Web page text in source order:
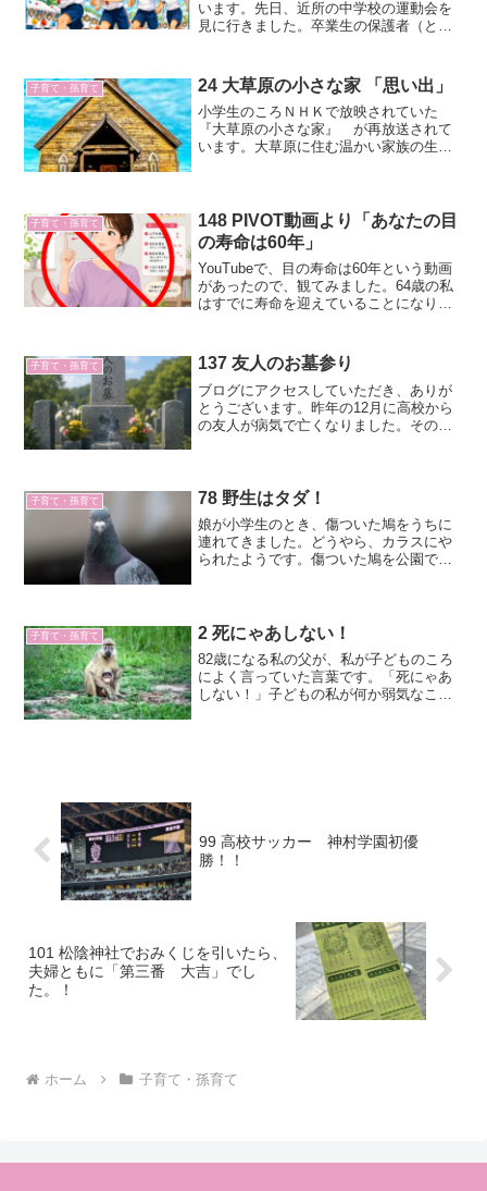
います。先日、近所の中学校の運動会を
見に行きました。卒業生の保護者（とい
を尋ねました。「申し訳ないですが、保
護者のみです。入れませ...
子育て・孫育て 24 大草原の小さな家 「思い出」
小学生のころＮＨＫで放映されていた
『大草原の小さな家』 が再放送されて
います。大草原に住む温かい家族の生き
ここから先はドラマをみてか...
子育て・孫育て
148 PIVOT動画より「あなたの目
の寿命は60年」
YouTubeで、目の寿命は60年という動画
があったので、観てみました。64歳の私
はすでに寿命を迎えていることになりま
子育て・孫育て 137 友人のお墓参り
ブログにアクセスしていただき、ありが
とうございます。昨年の12月に高校から
の友人が病気で亡くなりました。その年
行われました。そこで、...
子育て・孫育て 78 野生はタダ！
娘が小学生のとき、傷ついた鳩をうちに
連れてきました。どうやら、カラスにや
られたようです。傷ついた鳩を公園でみ
と「野生はタダ」と言って治療をしてく
れたそうです。
子育て・孫育て 2 死にゃあしない！
82歳になる私の父が、私が子どものころ
によく言っていた言葉です。「死にゃあ
しない！」子どもの私が何か弱気なこと
99 高校サッカー 神村学園初優
勝！！
101 松陰神社でおみくじを引いたら、
夫婦ともに「第三番 大吉」でし
た。！
ホーム 子育て・孫育て